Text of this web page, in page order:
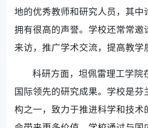
地的优秀教师和研究人员，其中
拥有很高的声誉。学校还常常邀
来访，推广学术交流，提高教学
科研方面，坦佩雷理工学院
国际领先的研究成果。学校是芬
构之一，致力于推进科学和技术